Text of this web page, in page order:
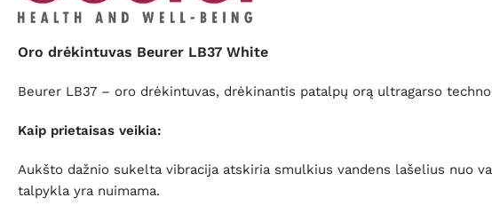
Oro drėkintuvas Beurer LB37 White
Beurer LB37 – oro drėkintuvas, drėkinantis patalpų orą ultragarso
Kaip prietaisas veikia:
Aukšto dažnio sukelta vibracija atskiria smulkius vandens lašelius nuo
talpykla yra nuimama.